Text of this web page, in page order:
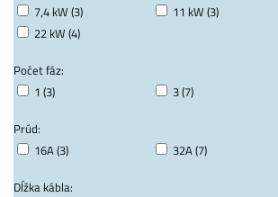
7,4 kW (3)
11 kW (3)
22 kW (4)
Počet fáz:
1 (3)
3 (7)
Prúd:
16A (3)
32A (7)
Dĺžka kábla: